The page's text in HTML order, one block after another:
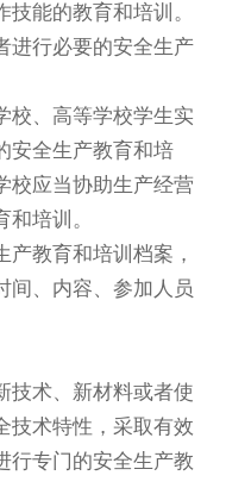
能的教育和培训。
进行必要的安全生产
、高等学校学生实
安全生产教育和培
校应当协助生产经营
培训。
教育和培训档案，
间、内容、参加人员
术、新材料或者使
技术特性，采取有效
行专门的安全生产教